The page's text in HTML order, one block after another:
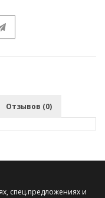
Отзывов (0)
спец.предложениях и